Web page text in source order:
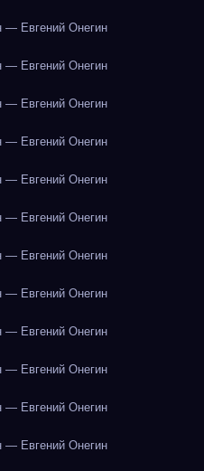
— Евгений Онегин
— Евгений Онегин
— Евгений Онегин
— Евгений Онегин
— Евгений Онегин
— Евгений Онегин
— Евгений Онегин
— Евгений Онегин
— Евгений Онегин
— Евгений Онегин
— Евгений Онегин
— Евгений Онегин